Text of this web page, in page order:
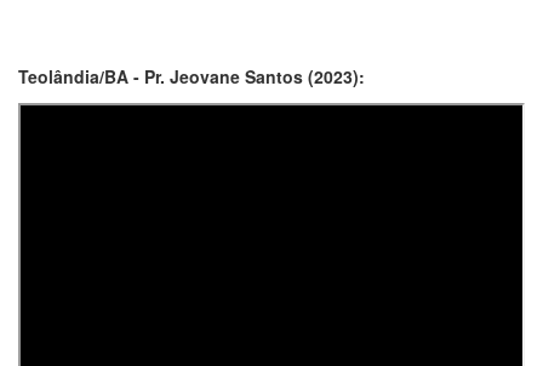
Teolândia/BA - Pr. Jeovane Santos (2023):